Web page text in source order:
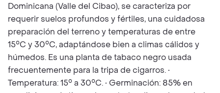
Dominicana (Valle del Cibao), se caracteriza por
requerir suelos profundos y fértiles, una cuidadosa
preparación del terreno y temperaturas de entre
15°C y 30°C, adaptándose bien a climas cálidos y
húmedos. Es una planta de tabaco negro usada
frecuentemente para la tripa de cigarros. •
Temperatura: 15° a 30°C. • Germinación: 85% en